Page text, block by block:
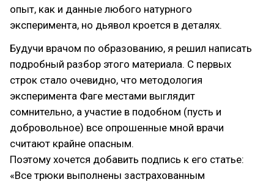
опыт, как и данные любого натурного
эксперимента, но дьявол кроется в деталях.
Будучи врачом по образованию, я решил написать
подробный разбор этого материала. С первых
строк стало очевидно, что методология
эксперимента Фаге местами выглядит
сомнительно, а участие в подобном (пусть и
добровольное) все опрошенные мной врачи
считают крайне опасным.
Поэтому хочется добавить подпись к его статье:
«Все трюки выполнены застрахованным